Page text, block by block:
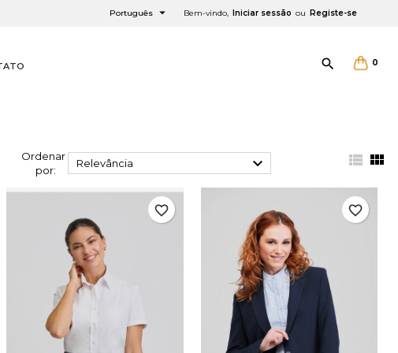
Bem-vindo, Iniciar sessão ou Registe-se
Português 
0

Ordenar
por:
Relevância   
favorite_border favorite_border